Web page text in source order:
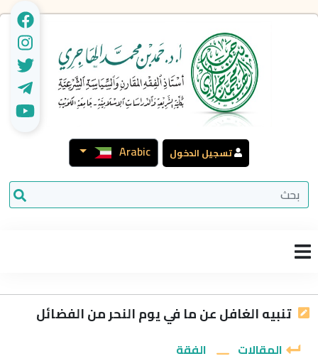
تسجيل الدخول Arabic
تنبيه الغافل عن ما في يوم النحر من الفضائل
المقالات
الفقة